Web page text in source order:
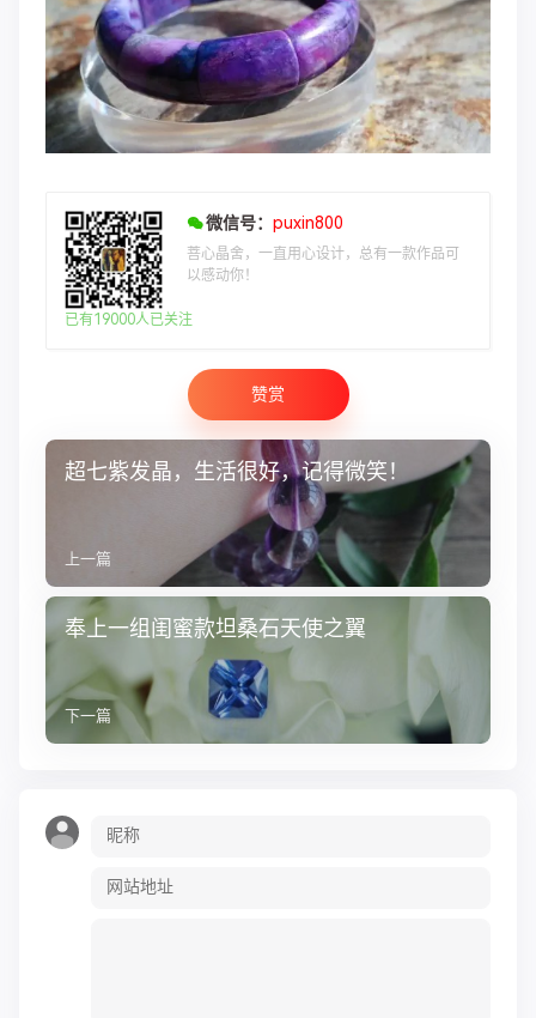
微信号： puxin800
菩心晶舍，一直用心设计，总有一款作品可
以感动你！
已有19000人已关注
赞赏
超七紫发晶，生活很好，记得微笑！
上一篇
奉上一组闺蜜款坦桑石天使之翼
下一篇